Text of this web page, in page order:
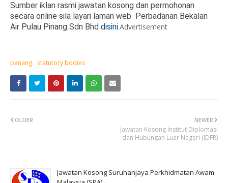
Sumber iklan rasmi jawatan kosong dan permohonan
secara online sila layari laman web Perbadanan Bekalan
Air Pulau Pinang Sdn Bhd disini.Advertisement
penang statutory bodies
NEWER
Jawatan Kosong Institut Diplomasi
dan Hubungan Luar Negeri (IDFR)
OLDER
Jawatan Kosong Suruhanjaya Perkhidmatan Awam